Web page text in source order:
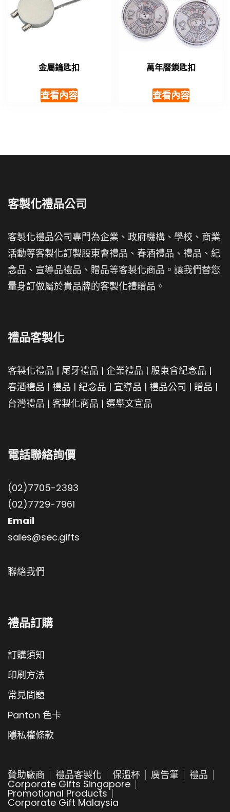
金屬鑰匙扣
查看內容
萬年曆鎖匙扣
查看內容
客製化禮品公司
客製化禮品公司專門為企業、政府機構、學校、商業
活動等客製化訂製股東會禮品、春酒禮品、禮品、紀
念品、宣導品禮品、贈品等客製化商品。讓我們替您
量身訂做屬於貴品牌的客製化禮贈品。
禮品客製化
客製化禮品 | 尾牙禮品 | 企業禮品 | 股東會紀念品 |
春酒禮品 | 禮品 | 紀念品 | 宣導品 | 禮品公司 | 贈品 |
台灣禮品 | 客製化商品 | 選舉文宣品
電話聯絡詢價
(02)7705-2393
(02)7729-7961
Email
sales@sec.gifts
聯絡我們
禮品訂購
訂購須知
印刷方法
常見問題
Panton 色卡
隱私權條款
贊助廠商 禮品客製化 保溫杯 廣告筆 禮品
Corporate Gifts Singapore
Promotional Products
Corporate Gift Malaysia